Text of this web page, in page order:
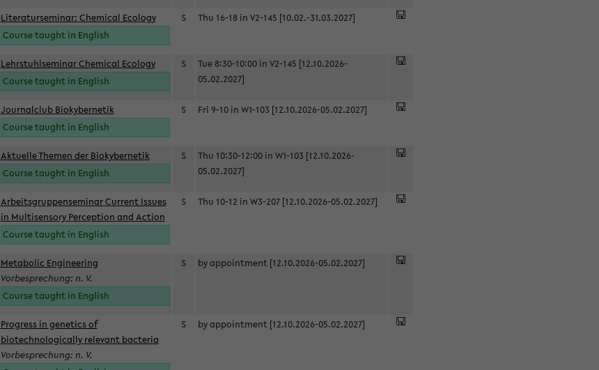
Literaturseminar: Chemical Ecology
Course taught in English
S Thu 16-18 in V2-145 [10.02.-31.03.2027]
Lehrstuhlseminar Chemical Ecology
Course taught in English
S
Tue 8:30-10:00 in V2-145 [12.10.2026-
05.02.2027]
Journalclub Biokybernetik
Course taught in English
S Fri 9-10 in W1-103 [12.10.2026-05.02.2027]
Aktuelle Themen der Biokybernetik
Course taught in English
S
Thu 10:30-12:00 in W1-103 [12.10.2026-
05.02.2027]
Arbeitsgruppenseminar Current Issues
in Multisensory Perception and Action
Course taught in English
S Thu 10-12 in W3-207 [12.10.2026-05.02.2027]
Metabolic Engineering
Vorbesprechung: n. V.
Course taught in English
S by appointment [12.10.2026-05.02.2027]
Progress in genetics of
biotechnologically relevant bacteria
Vorbesprechung: n. V.
S by appointment [12.10.2026-05.02.2027]